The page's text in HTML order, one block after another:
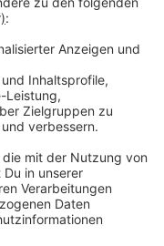
Höhepunkt
späten Abend
über dem Rhein.
lockte zum Ende